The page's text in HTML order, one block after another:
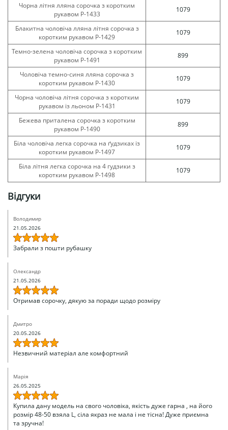
Чорна літня лляна сорочка з коротким
рукавом Р-1433
1079
Блакитна чоловіча лляна літня сорочка з
коротким рукавом Р-1429
1079
Темно-зелена чоловіча сорочка з коротким
рукавом Р-1491
899
Чоловіча темно-синя лляна сорочка з
коротким рукавом Р-1430
1079
Чорна чоловіча літня сорочка з коротким
рукавом із льоном Р-1431
1079
Бежева приталена сорочка з коротким
рукавом Р-1490
899
Біла чоловіча легка сорочка на ґудзиках із
коротким рукавом Р-1497
1079
Біла літня легка сорочка на 4 гудзики з
коротким рукавом Р-1498
1079
Відгуки
Володимир
21.05.2026
Забрали з пошти рубашку
Олександр
21.05.2026
Отримав сорочку, дякую за поради щодо розміру
Дмитро
20.05.2026
Незвичний матеріал але комфортний
Марія
26.05.2025
Купила дану модель на свого чоловіка, якість дуже гарна , на його
розмір 48-50 взяла L, сіла якраз не мала і не тісна! Дуже приємна
та зручна!